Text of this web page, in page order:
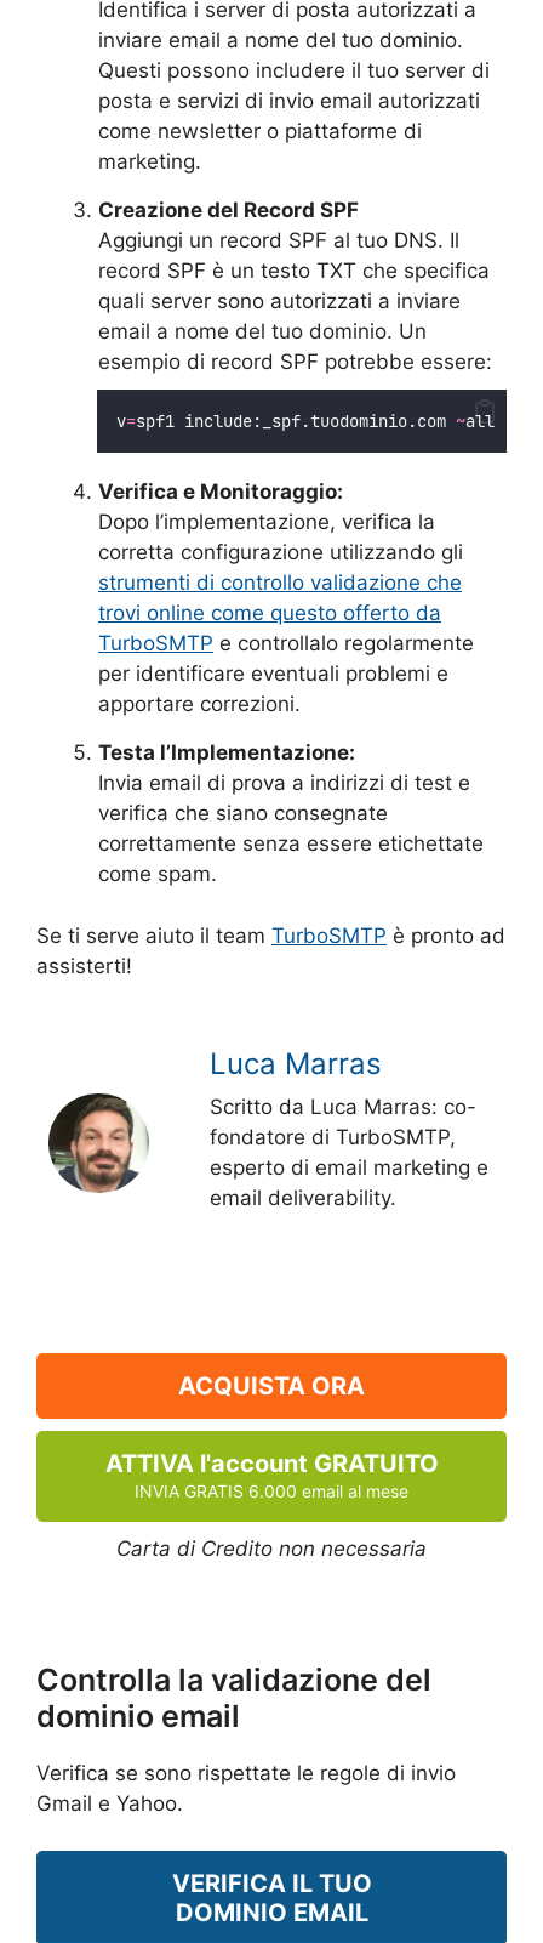
Identifica i server di posta autorizzati a
inviare email a nome del tuo dominio.
Questi possono includere il tuo server di
posta e servizi di invio email autorizzati
come newsletter o piattaforme di
marketing.
Creazione del Record SPF
Aggiungi un record SPF al tuo DNS. Il
record SPF è un testo TXT che specifica
quali server sono autorizzati a inviare
email a nome del tuo dominio. Un
esempio di record SPF potrebbe essere:
v=spf1 include:_spf.tuodominio.com ~all
Verifica e Monitoraggio:
Dopo l’implementazione, verifica la
corretta configurazione utilizzando gli
strumenti di controllo validazione che
trovi online come questo offerto da
TurboSMTP e controllalo regolarmente
per identificare eventuali problemi e
apportare correzioni.
Testa l’Implementazione:
Invia email di prova a indirizzi di test e
verifica che siano consegnate
correttamente senza essere etichettate
come spam.
Se ti serve aiuto il team TurboSMTP è pronto ad
assisterti!
Luca Marras
Scritto da Luca Marras: co-
fondatore di TurboSMTP,
esperto di email marketing e
email deliverability.
ACQUISTA ORA
ATTIVA l'account GRATUITO
INVIA GRATIS 6.000 email al mese
Carta di Credito non necessaria
Controlla la validazione del
dominio email
Verifica se sono rispettate le regole di invio
Gmail e Yahoo.
VERIFICA IL TUO
DOMINIO EMAIL